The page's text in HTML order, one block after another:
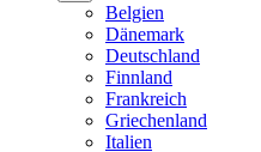
Belgien
Dänemark
Deutschland
Finnland
Frankreich
Griechenland
Italien